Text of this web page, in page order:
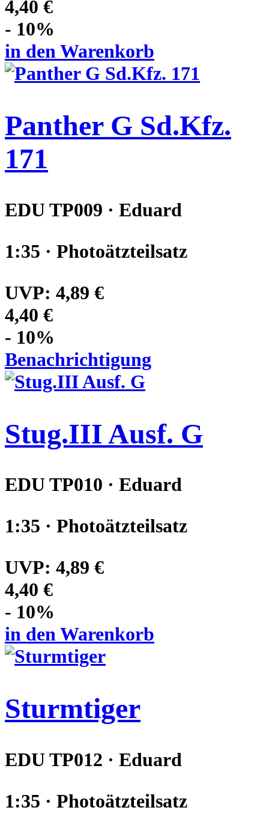
4,40 €
- 10%
in den Warenkorb
Panther G Sd.Kfz.
171
EDU TP009 · Eduard
1:35 · Photoätzteilsatz
UVP: 4,89 €
4,40 €
- 10%
Benachrichtigung
Stug.III Ausf. G
EDU TP010 · Eduard
1:35 · Photoätzteilsatz
UVP: 4,89 €
4,40 €
- 10%
in den Warenkorb
Sturmtiger
EDU TP012 · Eduard
1:35 · Photoätzteilsatz